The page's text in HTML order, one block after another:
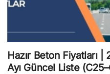
Hazır Beton Fiyatları |
Ayı Güncel Liste